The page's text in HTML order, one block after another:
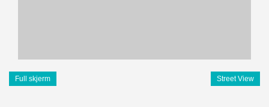
Full skjerm Street View